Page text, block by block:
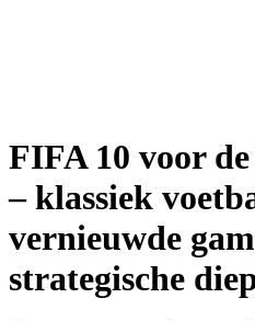
FIFA 10 voor
– klassiek
vernieuwde
strategische